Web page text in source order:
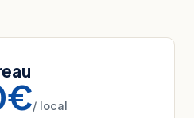
/ local